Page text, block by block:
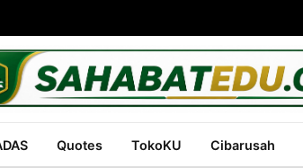
Quotes TokoKU Cibarusah